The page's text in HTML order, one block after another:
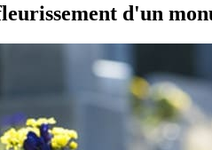
d'un